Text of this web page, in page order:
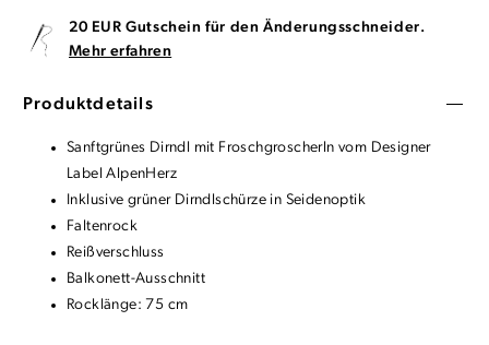
20 EUR Gutschein für den Änderungsschneider.
Mehr erfahren
Produktdetails
Sanftgrünes Dirndl mit Froschgroscherln vom Designer
Label AlpenHerz
Inklusive grüner Dirndlschürze in Seidenoptik
Faltenrock
Reißverschluss
Balkonett-Ausschnitt
Rocklänge: 75 cm